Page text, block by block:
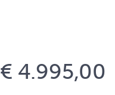
€ 4.995,00